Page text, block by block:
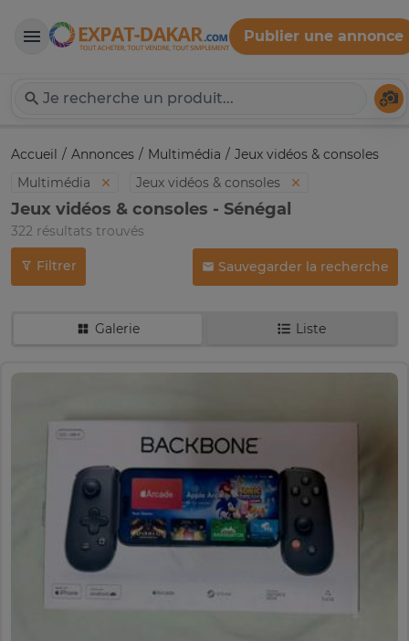
Expat-Dakar
Publier une annonce
Accueil Annonces Multimédia
Jeux vidéos & consoles
Multimédia
Jeux vidéos & consoles
Jeux vidéos & consoles - Sénégal
322 résultats trouvés
Filtrer Sauvegarder la recherche
Galerie Liste